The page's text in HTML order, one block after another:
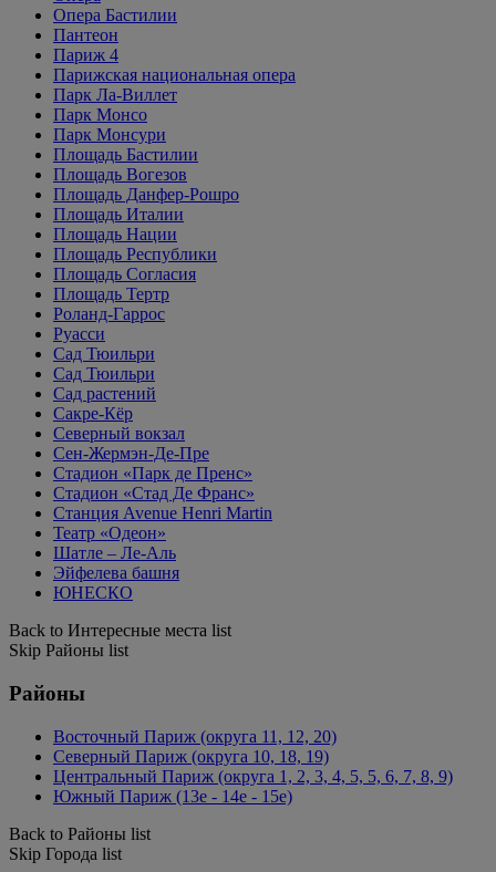
Опера Бастилии
Пантеон
Париж 4
Парижская национальная опера
Парк Ла-Виллет
Парк Монсо
Парк Монсури
Площадь Бастилии
Площадь Вогезов
Площадь Данфер-Рошро
Площадь Италии
Площадь Нации
Площадь Республики
Площадь Согласия
Площадь Тертр
Роланд-Гаррос
Руасси
Сад Тюильри
Сад Тюильри
Сад растений
Сакре-Кёр
Северный вокзал
Сен-Жермэн-Де-Пре
Стадион «Парк де Пренс»
Стадион «Стад Де Франс»
Станция Avenue Henri Martin
Театр «Одеон»
Шатле – Ле-Аль
Эйфелева башня
ЮНЕСКО
Back to Интересные места list
Skip Районы list
Районы
Восточный Париж (округа 11, 12, 20)
Северный Париж (округа 10, 18, 19)
Центральный Париж (округа 1, 2, 3, 4, 5, 5, 6, 7, 8, 9)
Южный Париж (13e - 14e - 15e)
Back to Районы list
Skip Города list